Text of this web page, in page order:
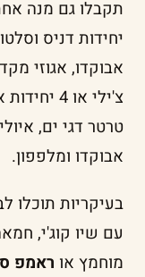
יחידות דניס
אבוקדו, אגוזי
צ'ילי או
טרטר דגי ים,
אבוקדו ומלפפון.
בעיקריות תוכלו
עם שיו קוג'י,
מוחמץ או ראמפ